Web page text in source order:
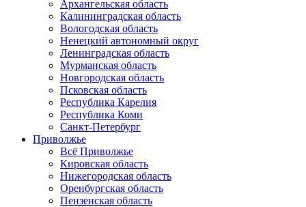
Архангельская область
Калининградская область
Вологодская область
Ненецкий автономный округ
Ленинградская область
Мурманская область
Новгородская область
Псковская область
Республика Карелия
Республика Коми
Санкт-Петербург
Приволжье
Всё Приволжье
Кировская область
Нижегородская область
Оренбургская область
Пензенская область